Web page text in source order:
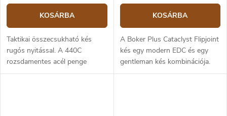
KOSÁRBA
Taktikai összecsukható kés
rugós nyitással. A 440C
rozsdamentes acél penge
holkeres élezéssel 7,8 cm
KOSÁRBA
A Boker Plus Cataclyst Flipjoint
kés egy modern EDC és egy
gentleman kés kombinációja.
Penge hossza 7,5 cm